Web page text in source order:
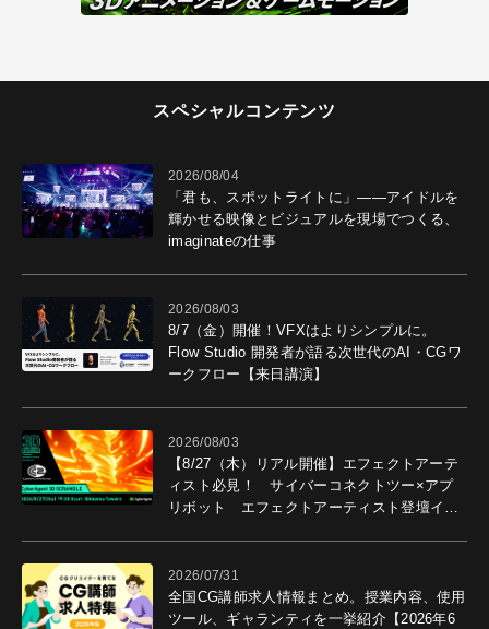
スペシャルコンテンツ
2026/08/04
「君も、スポットライトに」――アイドルを
輝かせる映像とビジュアルを現場でつくる、
imaginateの仕事
2026/08/03
8/7（金）開催！VFXはよりシンプルに。
Flow Studio 開発者が語る次世代のAI・CGワ
ークフロー【来日講演】
2026/08/03
【8/27（木）リアル開催】エフェクトアーテ
ィスト必見！ サイバーコネクトツー×アプ
リボット エフェクトアーティスト登壇イベ
2026/07/31
全国CG講師求人情報まとめ。授業内容、使用
ツール、ギャランティを一挙紹介【2026年6